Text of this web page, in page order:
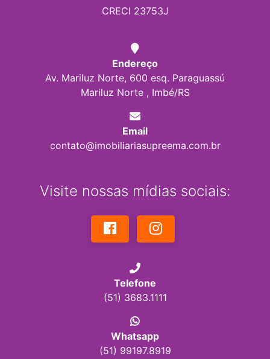
CRECI 23753J
Endereço
Av. Mariluz Norte, 600 esq. Paraguassú
Mariluz Norte , Imbé/RS
Email
contato@imobiliariasupreema.com.br
Visite nossas mídias sociais:
Telefone
(51) 3683.1111
Whatsapp
(51) 99197.8919